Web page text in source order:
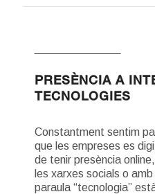
PRESÈNCIA A
TECNOLOGIES
Constantment sentim
que les empreses es
de tenir presència
les xarxes socials o
paraula “tecnologia”